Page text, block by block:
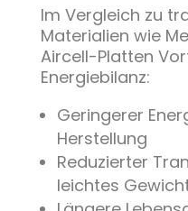
Im Vergleich zu
Materialien wie
Aircell-Platten
Energiebilanz:
Geringerer
Herstellung
Reduzierter
leichtes